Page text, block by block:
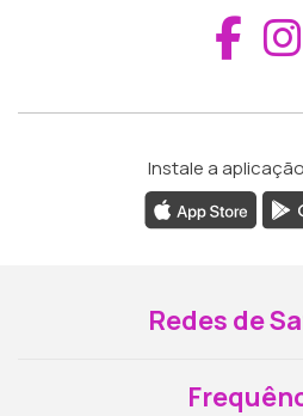
Instale a aplicação
Redes de